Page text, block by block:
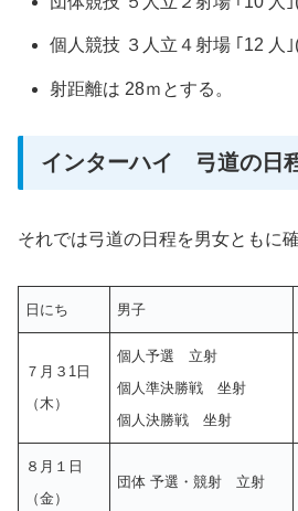
個人競技 ３人立４射場 ｢12 人
射距離は 28ｍとする。
インターハイ 弓道の日
それでは弓道の日程を男女ともに
日にち 男子
７月３1日
（木）
個人予選 立射
個人準決勝戦 坐射
個人決勝戦 坐射
８月１日
（金）
団体 予選・競射 立射